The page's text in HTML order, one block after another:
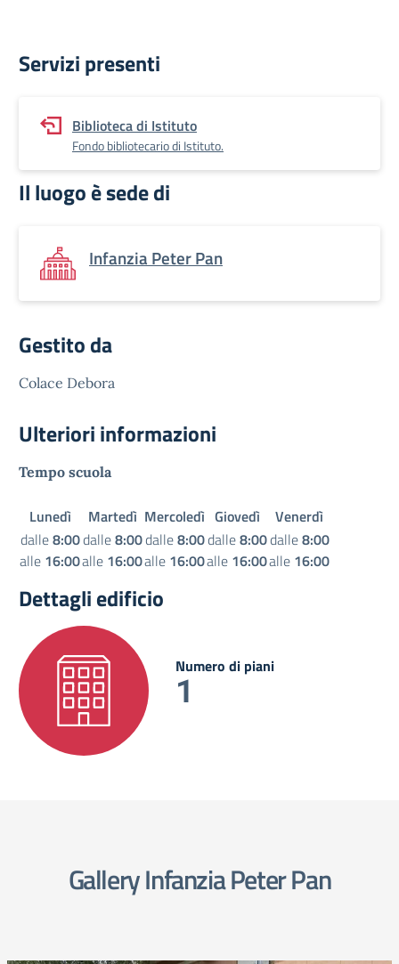
Servizi presenti
Biblioteca di Istituto
Fondo bibliotecario di Istituto.
Il luogo è sede di
Infanzia Peter Pan
Gestito da
Colace Debora
Ulteriori informazioni
Tempo scuola
Lunedì Martedì Mercoledì Giovedì
Venerdì
dalle8:00
alle 16:00
dalle8:00
alle 16:00
dalle8:00
alle 16:00
dalle8:00
alle 16:00
dalle8:00
alle 16:00
Dettagli edificio
Numero di piani
1
Gallery Infanzia Peter Pan